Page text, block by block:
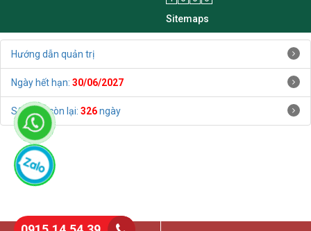
Sitemaps
Hướng dẫn quản trị
Ngày hết hạn: 30/06/2027
Số ngày còn lại: 326ngày